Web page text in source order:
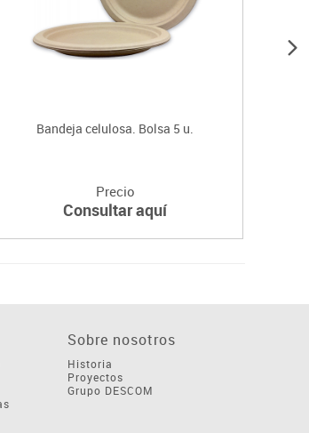
Bandeja celulosa. Bolsa 5 u.
Precio
Consultar aquí
Sobre nosotros
Historia
Proyectos
Grupo DESCOM